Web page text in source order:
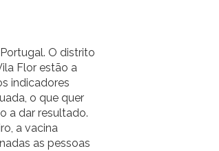
O distrito
Flor estão a
indicadores
o que quer
a dar resultado.
a vacina
as pessoas